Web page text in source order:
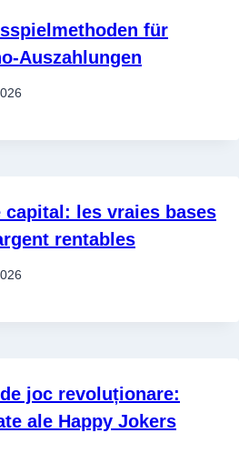
für
Auszahlungen
capital: les vraies bases
rentables
joc revoluționare:
ale Happy Jokers